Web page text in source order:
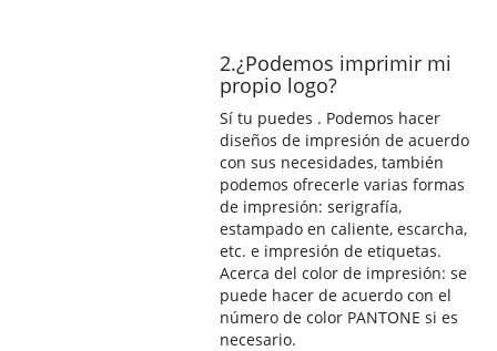
2.¿Podemos imprimir mi
propio logo?
Sí tu puedes . Podemos hacer
diseños de impresión de acuerdo
con sus necesidades, también
podemos ofrecerle varias formas
de impresión: serigrafía,
estampado en caliente, escarcha,
etc. e impresión de etiquetas.
Acerca del color de impresión: se
puede hacer de acuerdo con el
número de color PANTONE si es
necesario.